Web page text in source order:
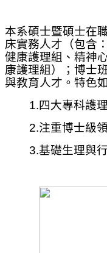
本系碩士暨碩士在
床實務人才（包含
健康護理組、精神
康護理組）；博士
與教育人才。特色
1.四大專科護
2.注重博士級
3.基礎生理與